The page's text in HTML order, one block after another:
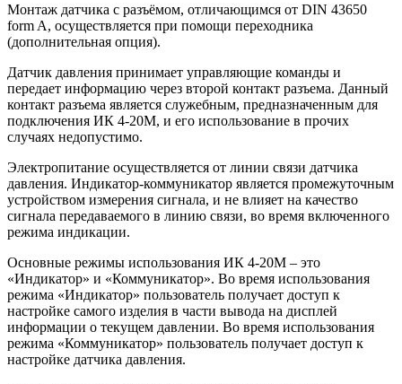
Монтаж датчика с разъёмом, отличающимся от DIN 43650
form A, осуществляется при помощи переходника
(дополнительная опция).
Датчик давления принимает управляющие команды и
передает информацию через второй контакт разъема. Данный
контакт разъема является служебным, предназначенным для
подключения ИК 4-20М, и его использование в прочих
случаях недопустимо.
Электропитание осуществляется от линии связи датчика
давления. Индикатор-коммуникатор является промежуточным
устройством измерения сигнала, и не влияет на качество
сигнала передаваемого в линию связи, во время включенного
режима индикации.
Основные режимы использования ИК 4-20М – это
«Индикатор» и «Коммуникатор». Во время использования
режима «Индикатор» пользователь получает доступ к
настройке самого изделия в части вывода на дисплей
информации о текущем давлении. Во время использования
режима «Коммуникатор» пользователь получает доступ к
настройке датчика давления.